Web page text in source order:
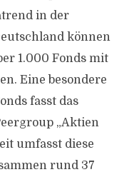
in der
können
1.000 Fonds mit
Eine besondere
fasst das
„Aktien
umfasst diese
rund 37